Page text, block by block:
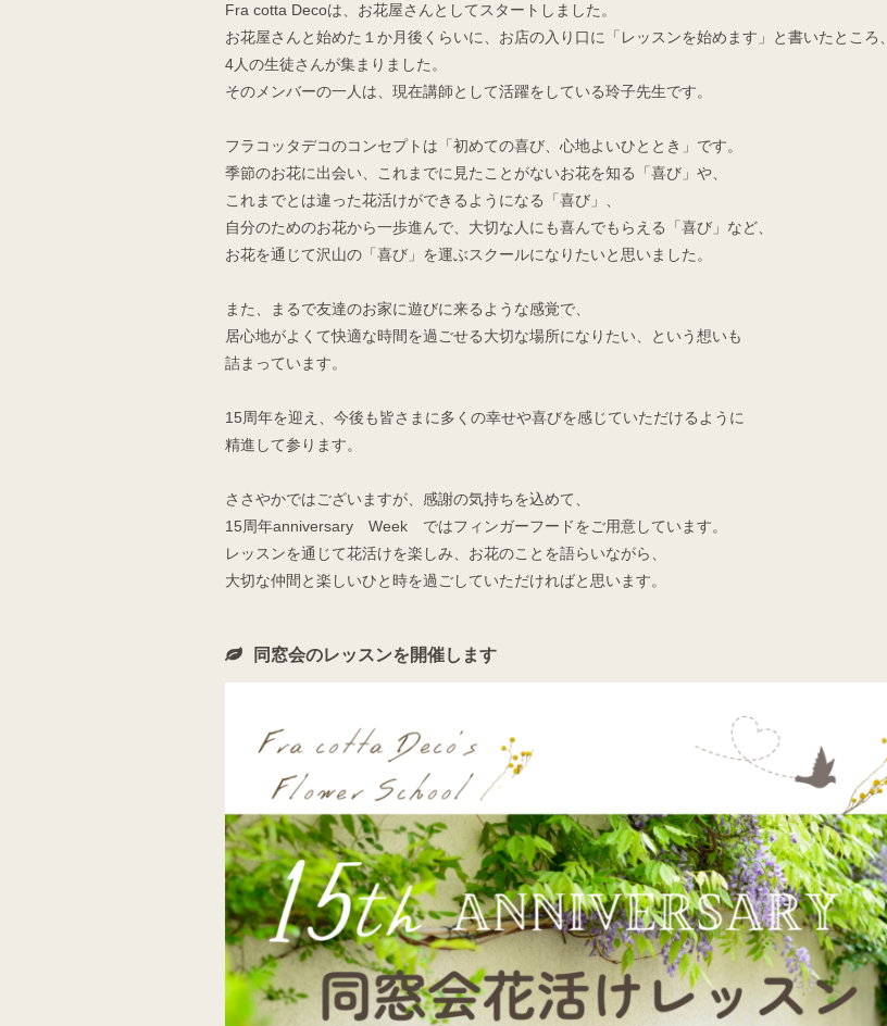
Fra cotta Decoは、お花屋さんとしてスタートしました。
お花屋さんと始めた１か月後くらいに、お店の入り口に「レッスンを始めます」と書いたところ、
4人の生徒さんが集まりました。
そのメンバーの一人は、現在講師として活躍をしている玲子先生です。
フラコッタデコのコンセプトは「初めての喜び、心地よいひととき」です。
季節のお花に出会い、これまでに見たことがないお花を知る「喜び」や、
これまでとは違った花活けができるようになる「喜び」、
自分のためのお花から一歩進んで、大切な人にも喜んでもらえる「喜び」など、
お花を通じて沢山の「喜び」を運ぶスクールになりたいと思いました。
また、まるで友達のお家に遊びに来るような感覚で、
居心地がよくて快適な時間を過ごせる大切な場所になりたい、という想いも
詰まっています。
15周年を迎え、今後も皆さまに多くの幸せや喜びを感じていただけるように
精進して参ります。
ささやかではございますが、感謝の気持ちを込めて、
15周年anniversary Week ではフィンガーフードをご用意しています。
レッスンを通じて花活けを楽しみ、お花のことを語らいながら、
大切な仲間と楽しいひと時を過ごしていただければと思います。
同窓会のレッスンを開催します